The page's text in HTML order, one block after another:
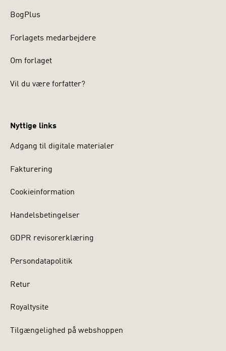
BogPlus
Forlagets medarbejdere
Om forlaget
Vil du være forfatter?
Nyttige links
Adgang til digitale materialer
Fakturering
Cookieinformation
Handelsbetingelser
GDPR revisorerklæring
Persondatapolitik
Retur
Royaltysite
Tilgængelighed på webshoppen